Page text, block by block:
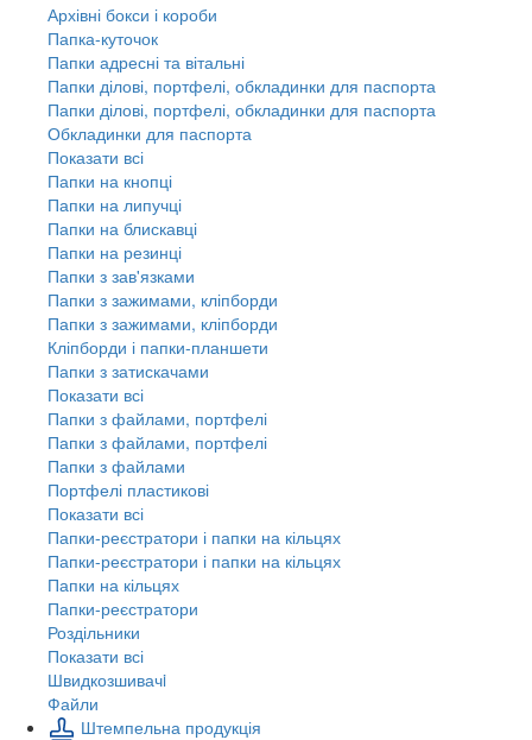
Архівні бокси і короби
Папка-куточок
Папки адресні та вітальні
Папки ділові, портфелі, обкладинки для паспорта
Папки ділові, портфелі, обкладинки для паспорта
Обкладинки для паспорта
Показати всі
Папки на кнопці
Папки на липучці
Папки на блискавці
Папки на резинці
Папки з зав'язками
Папки з зажимами, кліпборди
Папки з зажимами, кліпборди
Кліпборди і папки-планшети
Папки з затискачами
Показати всі
Папки з файлами, портфелі
Папки з файлами, портфелі
Папки з файлами
Портфелі пластикові
Показати всі
Папки-реєстратори і папки на кільцях
Папки-реєстратори і папки на кільцях
Папки на кільцях
Папки-реєстратори
Роздільники
Показати всі
Швидкозшивачi
Файли
Штемпельна продукція